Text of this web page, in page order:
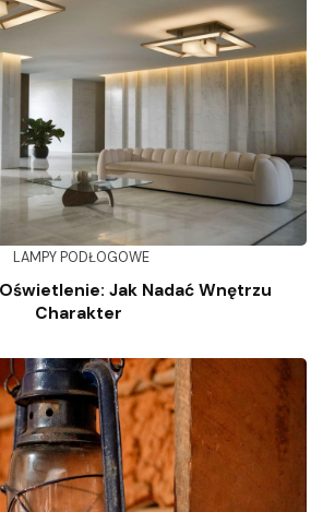
LAMPY PODŁOGOWE
Jak Nadać Wnętrzu
Charakter